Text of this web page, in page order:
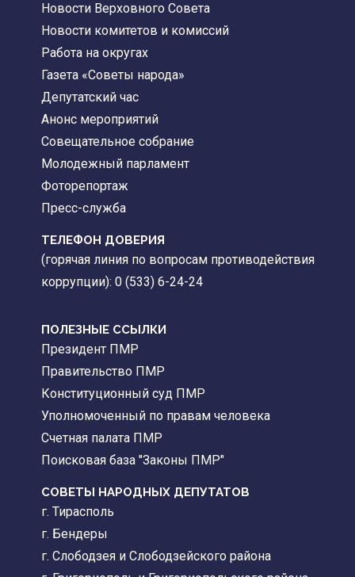
Новости Верховного Совета
Новости комитетов и комиссий
Работа на округах
Газета «Советы народа»
Депутатский час
Анонс мероприятий
Совещательное собрание
Молодежный парламент
Фоторепортаж
Пресс-служба
ТЕЛЕФОН ДОВЕРИЯ
(горячая линия по вопросам противодействия
коррупции): 0 (533) 6-24-24
ПОЛЕЗНЫЕ ССЫЛКИ
Президент ПМР
Правительство ПМР
Конституционный суд ПМР
Уполномоченный по правам человека
Счетная палата ПМР
Поисковая база "Законы ПМР"
СОВЕТЫ НАРОДНЫХ ДЕПУТАТОВ
г. Тирасполь
г. Бендеры
г. Слободзея и Слободзейского района